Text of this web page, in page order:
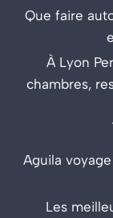
Que faire
À Lyon
chambres,
Aguila
Les